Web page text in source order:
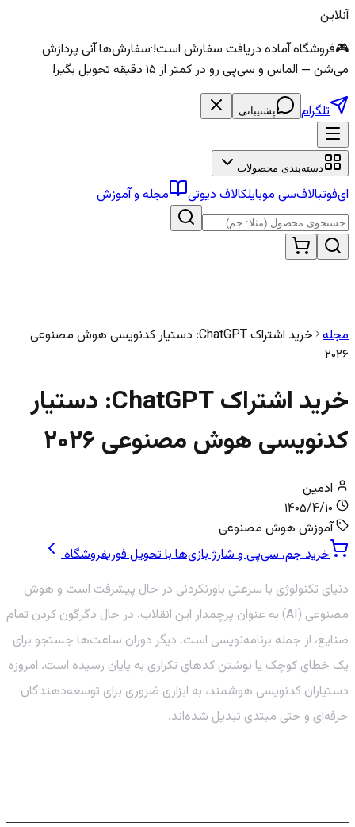
آنلاین
🎮فروشگاه آماده دریافت سفارش است!·سفارش‌ها آنی پردازش
می‌شن — الماس و سی‌پی رو در کمتر از ۱۵ دقیقه تحویل بگیر!
تلگرام پشتیبانی
دسته‌بندی محصولات
ای‌فوتبالاف‌سی موبایلکالاف دیوتی مجله و آموزش
مجله
خرید اشتراک ChatGPT: دستیار کدنویسی هوش مصنوعی
۲۰۲۶
خرید اشتراک ChatGPT: دستیار
کدنویسی هوش مصنوعی ۲۰۲۶
ادمین
۱۴۰۵/۴/۱۰
آموزش هوش مصنوعی
خرید جم، سی‌پی و شارژ بازی‌ها با تحویل فوریفروشگاه
دنیای تکنولوژی با سرعتی باورنکردنی در حال پیشرفت است و هوش
مصنوعی (AI) به عنوان پرچمدار این انقلاب، در حال دگرگون کردن تمام
صنایع، از جمله برنامه‌نویسی است. دیگر دوران ساعت‌ها جستجو برای
یک خطای کوچک یا نوشتن کدهای تکراری به پایان رسیده است. امروزه
دستیاران کدنویسی هوشمند، به ابزاری ضروری برای توسعه‌دهندگان
حرفه‌ای و حتی مبتدی تبدیل شده‌اند.